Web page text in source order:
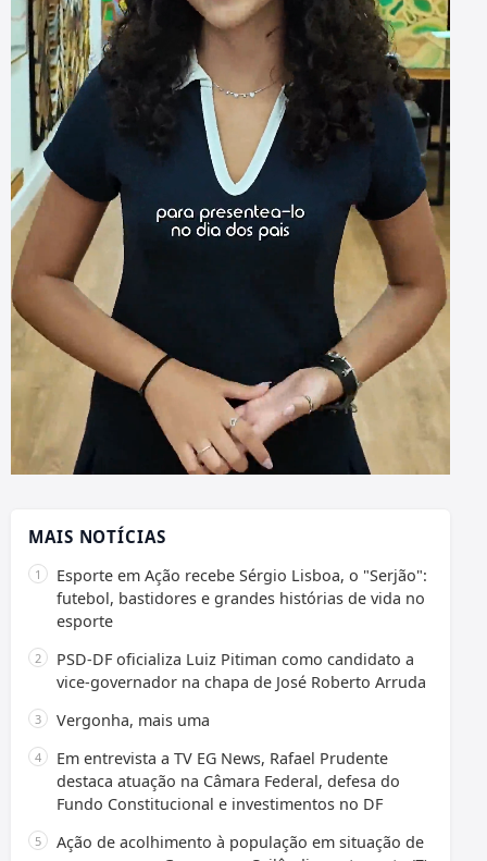
MAIS NOTÍCIAS
Esporte em Ação recebe Sérgio Lisboa, o "Serjão":
futebol, bastidores e grandes histórias de vida no
esporte
PSD-DF oficializa Luiz Pitiman como candidato a
vice-governador na chapa de José Roberto Arruda
Vergonha, mais uma
Em entrevista a TV EG News, Rafael Prudente
destaca atuação na Câmara Federal, defesa do
Fundo Constitucional e investimentos no DF
Ação de acolhimento à população em situação de